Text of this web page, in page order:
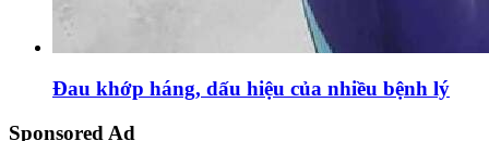
Đau khớp háng, dấu hiệu của nhiều bệnh lý
Sponsored Ad